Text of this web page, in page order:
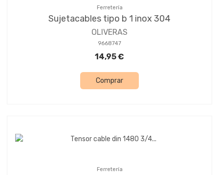
Ferretería
Sujetacables tipo b 1 inox 304
OLIVERAS
9668747
14,95 €
Comprar
Ferretería